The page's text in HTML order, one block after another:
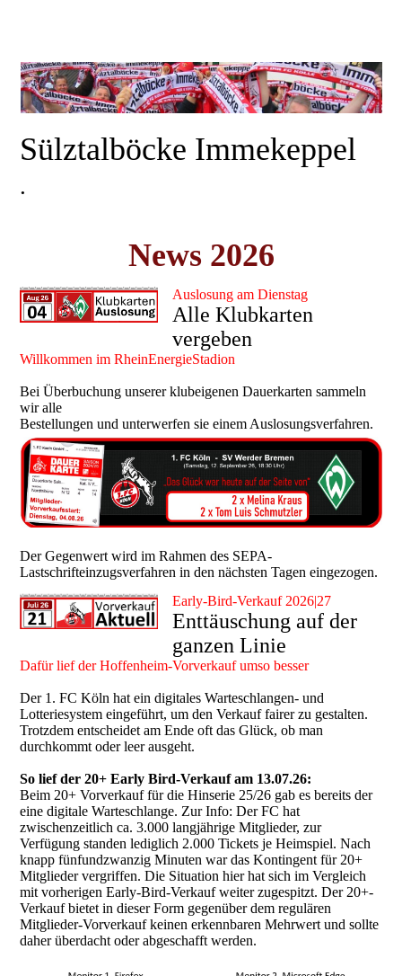
Sülztalböcke Immekeppel
.
News 2026
Auslosung am Dienstag
Alle Klubkarten
vergeben
Willkommen im RheinEnergieStadion
Bei Überbuchung unserer klubeigenen Dauerkarten sammeln
wir alle
Bestellungen und unterwerfen sie einem Auslosungsverfahren.
Der Gegenwert wird im Rahmen des SEPA-
Lastschrifteinzugsverfahren in den nächsten Tagen eingezogen.
Early-Bird-Verkauf 2026|27
Enttäuschung auf der
ganzen Linie
Dafür lief der Hoffenheim-Vorverkauf umso besser
Der 1. FC Köln hat ein digitales Warteschlangen- und
Lotteriesystem eingeführt, um den Verkauf fairer zu gestalten.
Trotzdem entscheidet am Ende oft das Glück, ob man
durchkommt oder leer ausgeht.
So lief der 20+ Early Bird-Verkauf am 13.07.26:
Beim 20+ Vorverkauf für die Hinserie 25/26 gab es bereits der
eine digitale Warteschlange. Zur Info: Der FC hat
zwischenzeitlich ca. 3.000 langjährige Mitglieder, zur
Verfügung standen lediglich 2.000 Tickets je Heimspiel. Nach
knapp fünfundzwanzig Minuten war das Kontingent für 20+
Mitglieder vergriffen. Die Situation hier hat sich im Vergleich
mit vorherigen Early-Bird-Verkauf weiter zugespitzt. Der 20+-
Verkauf bietet in dieser Form gegenüber dem regulären
Mitglieder-Vorverkauf keinen erkennbaren Mehrwert und sollte
daher überdacht oder abgeschafft werden.